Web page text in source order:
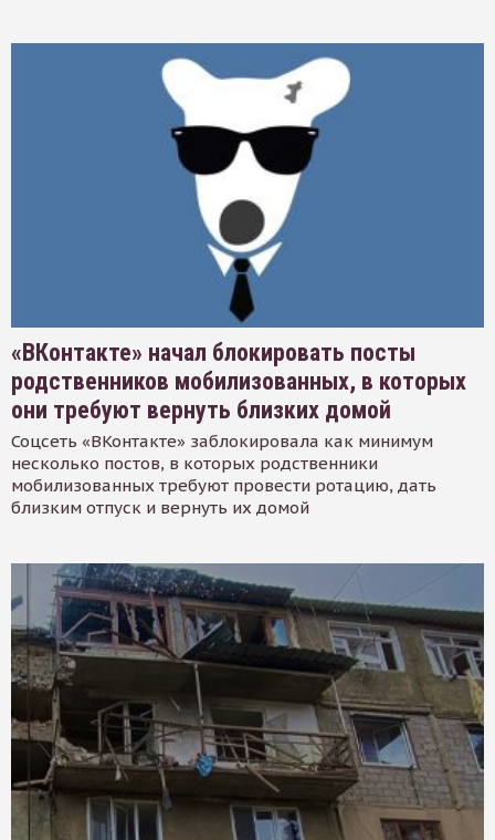
«ВКонтакте» начал блокировать посты
родственников мобилизованных, в которых
они требуют вернуть близких домой
Соцсеть «ВКонтакте» заблокировала как минимум
несколько постов, в которых родственники
мобилизованных требуют провести ротацию, дать
близким отпуск и вернуть их домой